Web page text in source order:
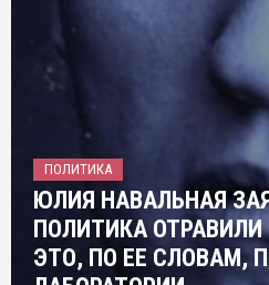
ПОЛИТИКА
ЮЛИЯ НАВАЛЬНАЯ
ПОЛИТИКА
ЭТО, ПО ЕЕ СЛОВАМ,